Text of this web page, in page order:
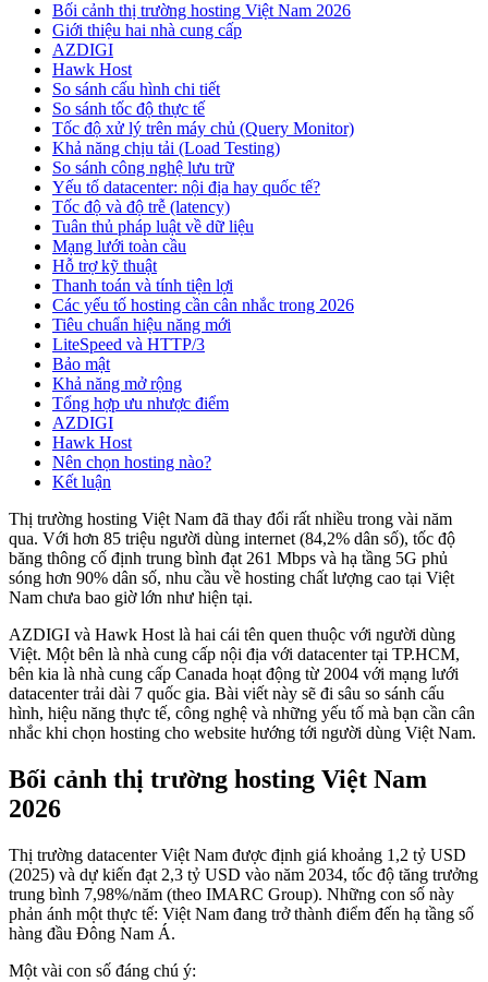
Bối cảnh thị trường hosting Việt Nam 2026
Giới thiệu hai nhà cung cấp
AZDIGI
Hawk Host
So sánh cấu hình chi tiết
So sánh tốc độ thực tế
Tốc độ xử lý trên máy chủ (Query Monitor)
Khả năng chịu tải (Load Testing)
So sánh công nghệ lưu trữ
Yếu tố datacenter: nội địa hay quốc tế?
Tốc độ và độ trễ (latency)
Tuân thủ pháp luật về dữ liệu
Mạng lưới toàn cầu
Hỗ trợ kỹ thuật
Thanh toán và tính tiện lợi
Các yếu tố hosting cần cân nhắc trong 2026
Tiêu chuẩn hiệu năng mới
LiteSpeed và HTTP/3
Bảo mật
Khả năng mở rộng
Tổng hợp ưu nhược điểm
AZDIGI
Hawk Host
Nên chọn hosting nào?
Kết luận
Thị trường hosting Việt Nam đã thay đổi rất nhiều trong vài năm
qua. Với hơn 85 triệu người dùng internet (84,2% dân số), tốc độ
băng thông cố định trung bình đạt 261 Mbps và hạ tầng 5G phủ
sóng hơn 90% dân số, nhu cầu về hosting chất lượng cao tại Việt
Nam chưa bao giờ lớn như hiện tại.
AZDIGI và Hawk Host là hai cái tên quen thuộc với người dùng
Việt. Một bên là nhà cung cấp nội địa với datacenter tại TP.HCM,
bên kia là nhà cung cấp Canada hoạt động từ 2004 với mạng lưới
datacenter trải dài 7 quốc gia. Bài viết này sẽ đi sâu so sánh cấu
hình, hiệu năng thực tế, công nghệ và những yếu tố mà bạn cần cân
nhắc khi chọn hosting cho website hướng tới người dùng Việt Nam.
Bối cảnh thị trường hosting Việt Nam
2026
Thị trường datacenter Việt Nam được định giá khoảng 1,2 tỷ USD
(2025) và dự kiến đạt 2,3 tỷ USD vào năm 2034, tốc độ tăng trưởng
trung bình 7,98%/năm (theo IMARC Group). Những con số này
phản ánh một thực tế: Việt Nam đang trở thành điểm đến hạ tầng số
hàng đầu Đông Nam Á.
Một vài con số đáng chú ý: